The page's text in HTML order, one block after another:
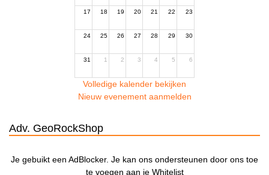
17 18 19 20 21 22 23
24 25 26 27 28 29 30
31 1 2 3 4 5 6
Volledige kalender bekijken
Nieuw evenement aanmelden
Adv. GeoRockShop
Je gebuikt een AdBlocker. Je kan ons ondersteunen door ons toe
te voegen aan je Whitelist